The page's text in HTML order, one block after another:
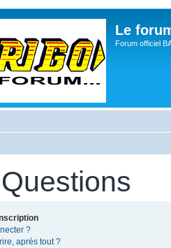
Le
Forum officiel
?
après tout ?